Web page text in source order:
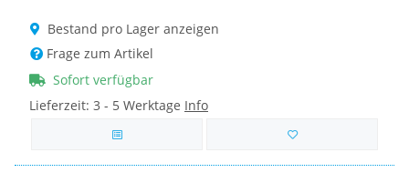
Bestand pro Lager anzeigen
Frage zum Artikel
Sofort verfügbar
Lieferzeit: 3 - 5 Werktage Info